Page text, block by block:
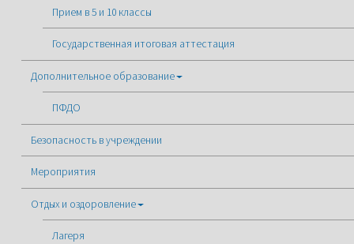
Прием в 5 и 10 классы
Государственная итоговая аттестация
Дополнительное образование
ПФДО
Безопасность в учреждении
Мероприятия
Отдых и оздоровление
Лагеря